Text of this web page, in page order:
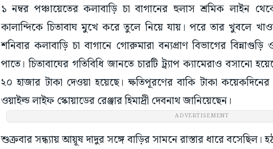
১ নম্বর পঞ্চায়েতের কলাবাড়ি চা বাগানের হুলাস শ্রমিক লাইন
কালান্দিকে চিতাবাঘ মুখে করে তুলে নিয়ে যায়। পরে তার খুবলে
শনিবার কলাবাড়ি চা বাগানে গোরুমারা বন্যপ্রাণ বিভাগের
পাতে। চিতাবাঘের গতিবিধি জানতে চারটি ট্র্যাপ ক্যামেরাও বসানো
২০ হাজার টাকা দেওয়া হয়েছে। ক্ষতিপূরণের বাকি টাকা
ওয়াইল্ড লাইফ স্কোয়াডের রেঞ্জার হিমাদ্রী দেবনাথ জানিয়েছেন।
ADVERTISEMENT
শুক্রবার সন্ধ্যায় আয়ূষ দাদুর সঙ্গে বাড়ির সামনে রাস্তার ধারে বসেছিল।